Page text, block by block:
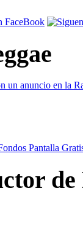
un anuncio en la
Pantalla
de